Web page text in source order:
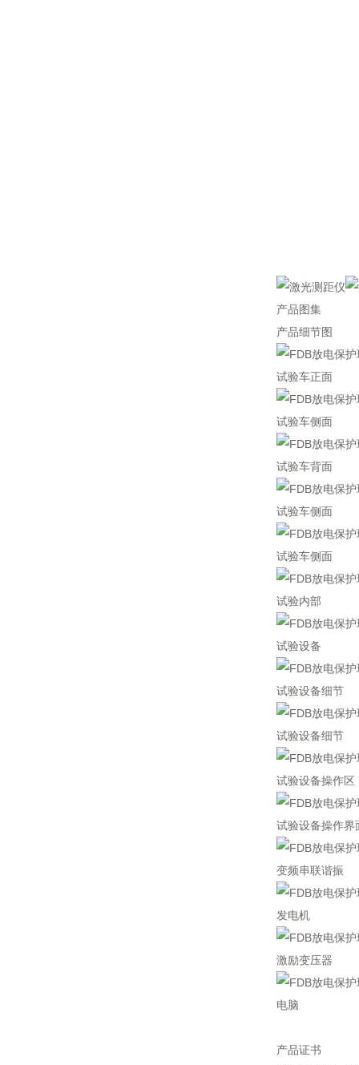
产品图集
产品细节图
试验车正面
试验车侧面
试验车背面
试验车侧面
试验车侧面
试验内部
试验设备
试验设备细节
试验设备细节
试验设备操作区
试验设备操作界
变频串联谐振
发电机
激励变压器
电脑
产品证书